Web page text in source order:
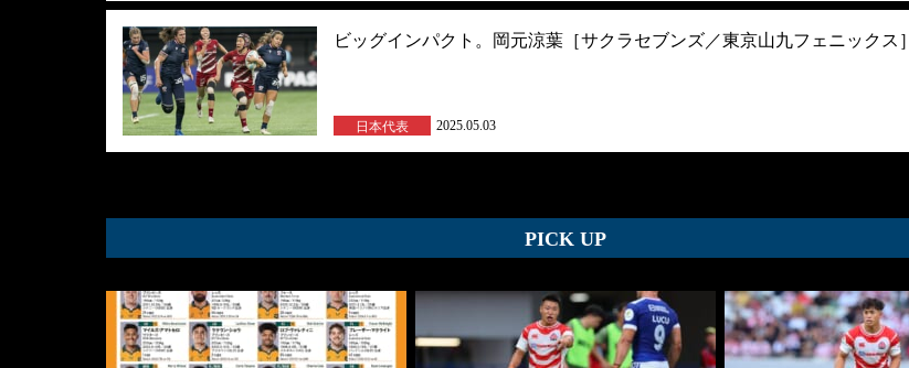
ビッグインパクト。岡元涼葉［サクラセブンズ／東京山九フェニックス］
日本代表 2025.05.03
PICK UP